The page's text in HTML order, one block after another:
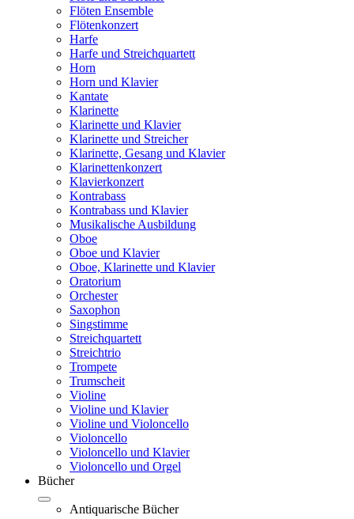
Flöten Ensemble
Flötenkonzert
Harfe
Harfe und Streichquartett
Horn
Horn und Klavier
Kantate
Klarinette
Klarinette und Klavier
Klarinette und Streicher
Klarinette, Gesang und Klavier
Klarinettenkonzert
Klavierkonzert
Kontrabass
Kontrabass und Klavier
Musikalische Ausbildung
Oboe
Oboe und Klavier
Oboe, Klarinette und Klavier
Oratorium
Orchester
Saxophon
Singstimme
Streichquartett
Streichtrio
Trompete
Trumscheit
Violine
Violine und Klavier
Violine und Violoncello
Violoncello
Violoncello und Klavier
Violoncello und Orgel
Bücher
Antiquarische Bücher